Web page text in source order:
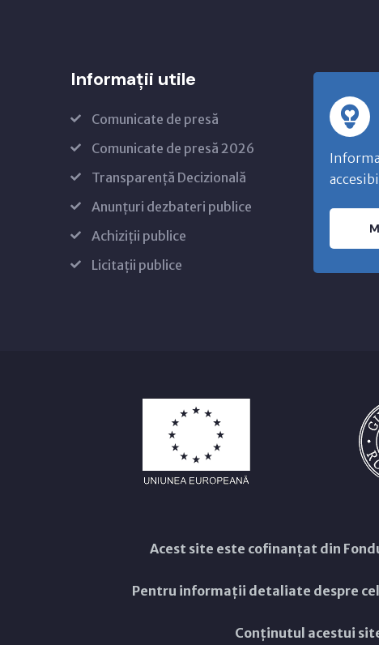
Informații utile
Comunicate de presă
Comunicate de presă 2026
Transparență Decizională
Anunțuri dezbateri publice
Achiziții publice
Licitații publice
Acest site este cofinanțat din
Pentru informații detaliate despre
Conținutul acestui